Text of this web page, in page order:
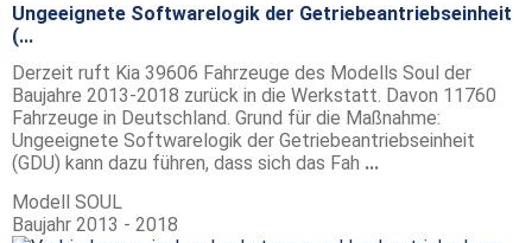
Ungeeignete Softwarelogik der Getriebeantriebseinheit
(...
Derzeit ruft Kia 39606 Fahrzeuge des Modells Soul der
Baujahre 2013-2018 zurück in die Werkstatt. Davon 11760
Fahrzeuge in Deutschland. Grund für die Maßnahme:
Ungeeignete Softwarelogik der Getriebeantriebseinheit
(GDU) kann dazu führen, dass sich das Fah ...
Modell SOUL
Baujahr 2013 - 2018